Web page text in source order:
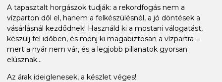
A tapasztalt horgászok tudják: a rekordfogás nem a
vízparton dől el, hanem a felkészülésnél, a jó döntések a
vásárlásnál kezdődnek! Használd ki a mostani válogatást,
készülj fel időben, és menj ki magabiztosan a vízpartra –
mert a nyár nem vár, és a legjobb pillanatok gyorsan
elúsznak...
Az árak ideiglenesek, a készlet véges!